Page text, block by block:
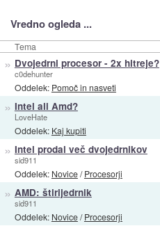
Vredno ogleda ...
Tema
» Dvojedrni procesor - 2x hitreje?
c0dehunter
Oddelek: Pomoč in nasveti
» Intel ali Amd?
LoveHate
Oddelek: Kaj kupiti
» Intel prodal več dvojedrnikov
sid911
Oddelek: Novice/Procesorji
» AMD: štirijedrnik
sid911
Oddelek: Novice/Procesorji